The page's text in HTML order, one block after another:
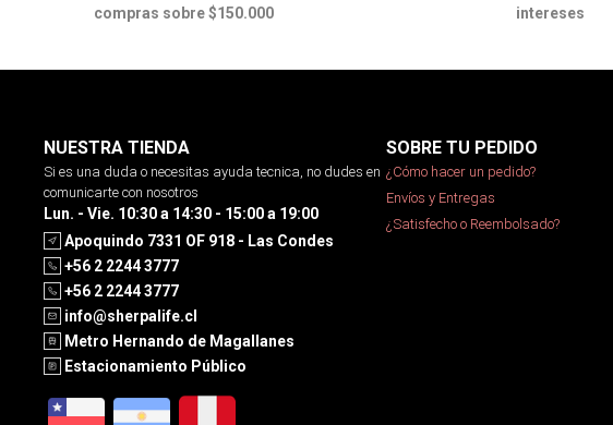
compras sobre $150.000
intereses
NUESTRA TIENDA
Si es una duda o necesitas ayuda tecnica, no dudes en
comunicarte con nosotros
Lun. - Vie. 10:30 a 14:30 - 15:00 a 19:00
Apoquindo 7331 OF 918 - Las Condes
+56 2 2244 3777
+56 2 2244 3777
info@sherpalife.cl
Metro Hernando de Magallanes
Estacionamiento Público
SOBRE TU PEDIDO
¿Cómo hacer un pedido?
Envíos y Entregas
¿Satisfecho o Reembolsado?